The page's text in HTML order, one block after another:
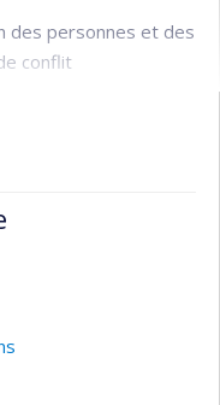
des personnes et des
conflit
et
et développement
et